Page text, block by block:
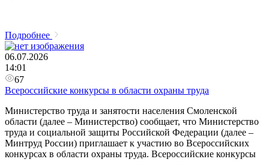
Подробнее
06.07.2026
14:01
67
Всероссийские конкурсы в области охраны труда
Министерство труда и занятости населения Смоленской
области (далее – Министерство) сообщает, что Министерство
труда и социальной защиты Российской Федерации (далее –
Минтруд России) приглашает к участию во Всероссийских
конкурсах в области охраны труда. Всероссийские конкурсы